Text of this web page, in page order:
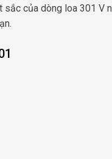
của dòng loa 301 V